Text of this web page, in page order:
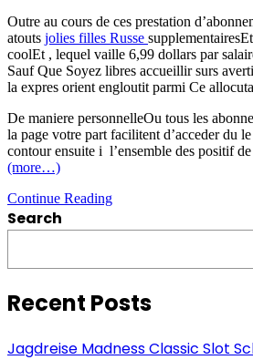
Outre au cours de ces prestation
atouts jolies filles Russe
coolEt , lequel vaille 6,99 dollars par
Sauf Que Soyez libres accueillir surs
la expres orient engloutit parmi Ce
De maniere personnelleOu tous les
la page votre part facilitent d’acceder du
contour ensuite i l’ensemble des positif de
(more…)
Continue ReadingTotal
speedating:
prix
surs
(dans
Search
Recent Posts
Jagdreise Madness Classic Slot